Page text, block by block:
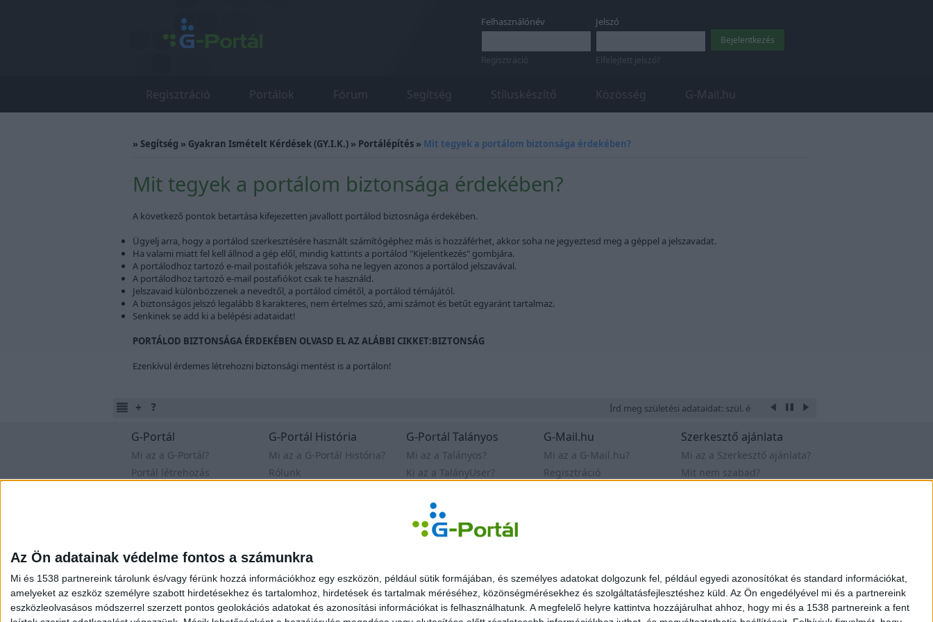
Az Ön adatainak védelme fontos a számunkra
Mi és 1538 partnereink tárolunk és/vagy férünk hozzá információkhoz egy eszközön, például sütik formájában, és személyes adatokat dolgozunk fel, például egyedi azonosítókat és standard információkat,
amelyeket az eszköz személyre szabott hirdetésekhez és tartalomhoz, hirdetések és tartalmak méréséhez, közönségmérésekhez és szolgáltatásfejlesztéshez küld. Az Ön engedélyével mi és a partnereink
eszközleolvasásos módszerrel szerzett pontos geolokációs adatokat és azonosítási információkat is felhasználhatunk. A megfelelő helyre kattintva hozzájárulhat ahhoz, hogy mi és a 1538 partnereink a fent
Felhasználónév
Regisztráció
Jelszó
Elfelejtett jelszó?
Regisztráció Portálok Fórum Segítség Stíluskészítő Közösség G-Mail.hu
» Segítség » Gyakran Ismételt Kérdések (GY.I.K.)» Portálépítés» Mit tegyek a portálom biztonsága érdekében?
Mit tegyek a portálom biztonsága érdekében?
A következő pontok betartása kifejezetten javallott portálod biztosnága érdekében.
Ügyelj arra, hogy a portálod szerkesztésére használt számítógéphez más is hozzáférhet, akkor soha ne jegyeztesd meg a géppel a jelszavadat.
Ha valami miatt fel kell állnod a gép elől, mindig kattints a portálod "Kijelentkezés" gombjára.
A portálodhoz tartozó e-mail postafiók jelszava soha ne legyen azonos a portálod jelszavával.
A portálodhoz tartozó e-mail postafiókot csak te használd.
Jelszavaid különbözzenek a nevedtől, a portálod címétől, a portálod témájától.
A biztonságos jelszó legalább 8 karakteres, nem értelmes szó, ami számot és betűt egyaránt tartalmaz.
Senkinek se add ki a belépési adataidat!
PORTÁLOD BIZTONSÁGA ÉRDEKÉBEN OLVASD EL AZ ALÁBBI CIKKET:BIZTONSÁG
Ezenkívül érdemes létrehozni biztonsági mentést is a portálon!
Írd meg születési adataidat: szül. éve, hónapja, napja, óra és perce, a hely
G-Portál
Mi az a G-Portál?
Portál létrehozás
G-Portál História
Mi az a G-Portál História?
Rólunk
G-Portál Talányos
Mi az a Talányos?
Ki az a TalányUser?
Nyeremény
Archívum
G-Mail.hu
Mi az a G-Mail.hu?
Regisztráció
Szerkesztő ajánlata
Mi az a Szerkesztő ajánlata?
Mit nem szabad?